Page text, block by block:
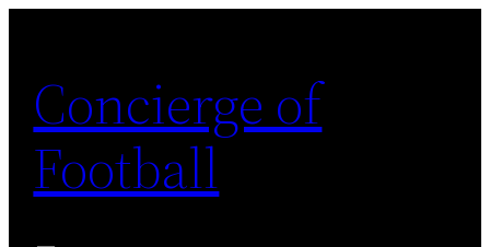
content
Concierge of
Football